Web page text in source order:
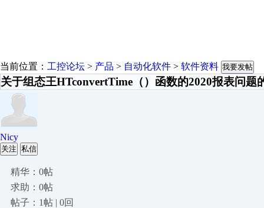
当前位置： 工控论坛 > 产品 > 自动化软件 > 软件资料 我要发帖
关于组态王HTconvertTime（）函数的2020报表问题
Nicy
关注 私信
精华：0帖
求助：0帖
帖子：1帖 | 0回